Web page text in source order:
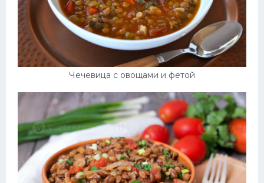
Чечевица с овощами и фетой